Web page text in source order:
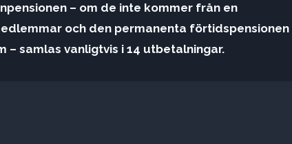
– om de inte kommer från en
och den permanenta förtidspensionen
– samlas vanligtvis i 14 utbetalningar.